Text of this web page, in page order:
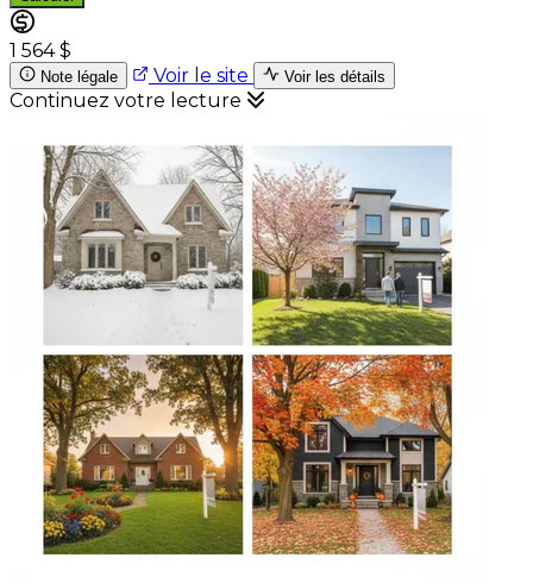
1 564 $
Note légale Voir le site Voir les détails
Continuez votre lecture